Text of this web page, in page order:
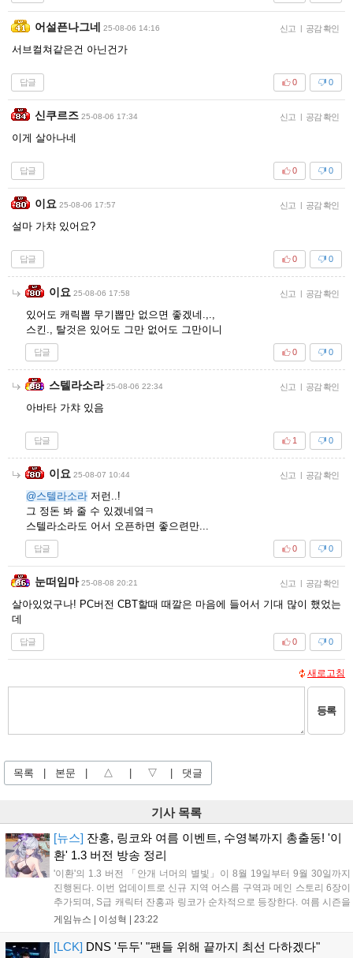
어설픈나그네 25-08-06 14:16 신고 | 공감 확인
서브컬쳐같은건 아닌건가
답글 0
0
신쿠르즈 25-08-06 17:34 신고 | 공감 확인
이게 살아나네
답글 0
0
이요 25-08-06 17:57 신고 | 공감 확인
설마 가챠 있어요?
답글 0
0
이요 25-08-06 17:58 신고 | 공감 확인
있어도 캐릭뽑 무기뽑만 없으면 좋겠네.,.,
스킨., 탈것은 있어도 그만 없어도 그만이니
답글 0
0
스텔라소라 25-08-06 22:34 신고 | 공감 확인
아바타 가챠 있음
답글 0
1
이요 25-08-07 10:44 신고 | 공감 확인
@스텔라소라 저런..!
그 정돈 봐 줄 수 있겠네옄ㅋ
스텔라소라도 어서 오픈하면 좋으련만...
답글 0
0
눈떠임마 25-08-08 20:21 신고 | 공감 확인
살아있었구나! PC버전 CBT할때 때깔은 마음에 들어서 기대 많이 했었는
데
답글 0
0
새로고침
등록
목록 | 본문 | △ | ▽ | 댓글
기사 목록
[뉴스] 잔홍, 링코와 여름 이벤트, 수영복까지 총출동! '이
환' 1.3 버전 방송 정리
'이환'의 1.3 버전 「안개 너머의 별빛」이 8월 19일부터 9월 30일까지
진행된다. 이번 업데이트로 신규 지역 어스름 구역과 메인 스토리 6장이
추가되며, S급 캐릭터 잔홍과 링코가 순차적으로 등장한다. 여름 시즌을
맞아 비치발리볼, 수상 오토바이 등 다채로운 이벤트가 열리고, 캐릭터
가능한 교환 코드 3종이 제공되며, 상세 일정은 공식 채널을 통해 확인할
게임뉴스 | 이성혁 | 23:22
[LCK] DNS '두두' "팬들 위해 끝까지 최선 다하겠다"